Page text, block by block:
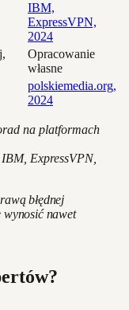
IBM,
ExpressVPN,
2024
Opracowanie
własne
polskiemedia.org,
2024
na platformach
ExpressVPN,
błędnej
wynosić nawet